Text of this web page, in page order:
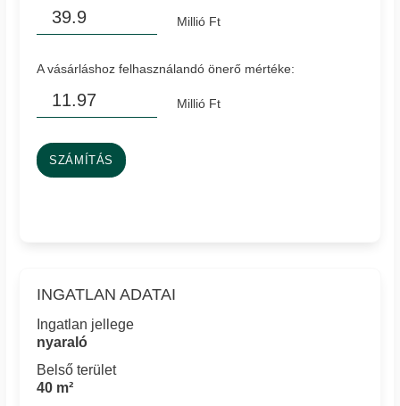
Millió Ft
A vásárláshoz felhasználandó önerő mértéke:
Millió Ft
SZÁMÍTÁS
INGATLAN ADATAI
Ingatlan jellege
nyaraló
Belső terület
40 m²